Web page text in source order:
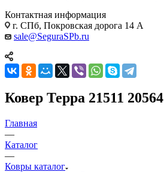
Контактная информация
г. СПб, Покровская дорога 14 А
sale@SeguraSPb.ru
Ковер Терра 21511 20564
Главная
—
Каталог
—
Ковры каталог